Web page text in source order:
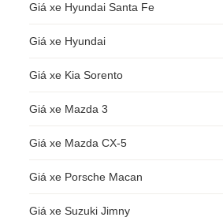
Giá xe Hyundai Santa Fe
Giá xe Hyundai
Giá xe Kia Sorento
Giá xe Mazda 3
Giá xe Mazda CX-5
Giá xe Porsche Macan
Giá xe Suzuki Jimny